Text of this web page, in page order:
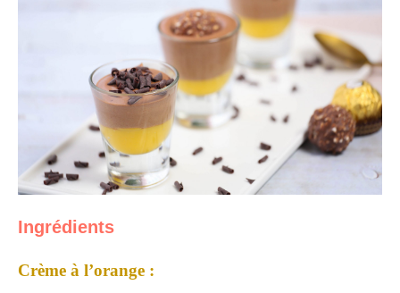
Ingrédients
Crème à l’orange :